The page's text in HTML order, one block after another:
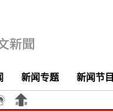
新闻专题 新闻节目